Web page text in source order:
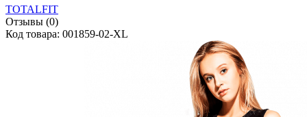
TOTALFIT
Отзывы (0)
Код товара: 001859-02-XL